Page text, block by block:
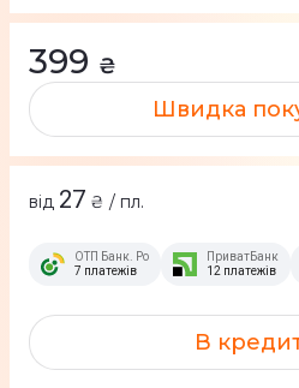
399 ₴
Швидка
від 27 ₴ / пл.
ОТП Банк. Розстрочка Скибочка.
7 платежів
ПриватБанк
12 платежів
В